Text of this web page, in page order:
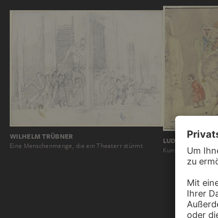
WILHELM TRÜBNER
Eine Menschenmenge, die ein Theaterr stürmt
LUDWIG EMIL
Kunstbeschauung